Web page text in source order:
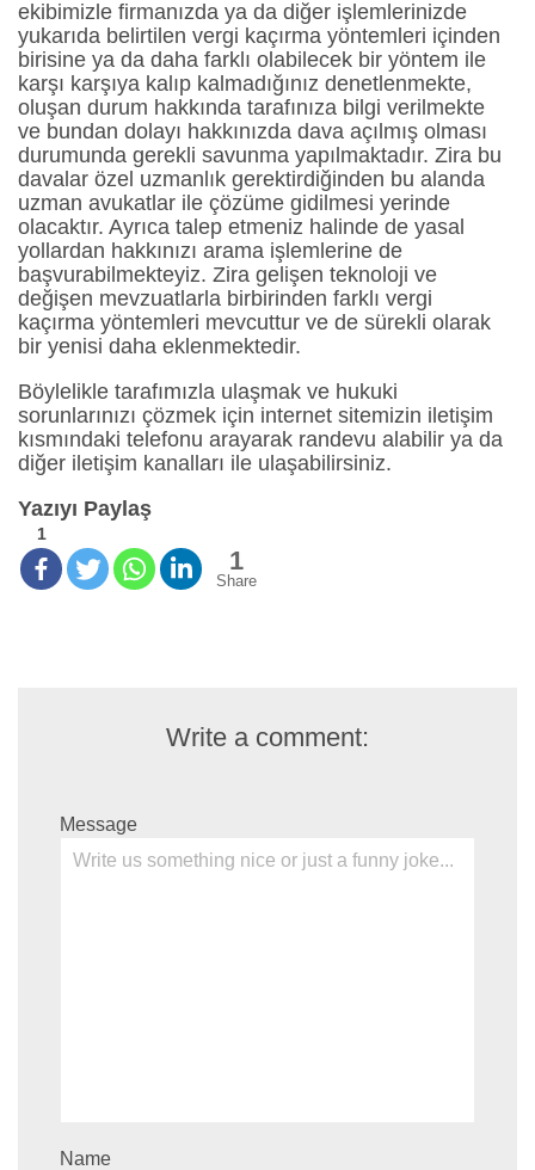
ekibimizle firmanızda ya da diğer işlemlerinizde
yukarıda belirtilen vergi kaçırma yöntemleri içinden
birisine ya da daha farklı olabilecek bir yöntem ile
karşı karşıya kalıp kalmadığınız denetlenmekte,
oluşan durum hakkında tarafınıza bilgi verilmekte
ve bundan dolayı hakkınızda dava açılmış olması
durumunda gerekli savunma yapılmaktadır. Zira bu
davalar özel uzmanlık gerektirdiğinden bu alanda
uzman avukatlar ile çözüme gidilmesi yerinde
olacaktır. Ayrıca talep etmeniz halinde de yasal
yollardan hakkınızı arama işlemlerine de
başvurabilmekteyiz. Zira gelişen teknoloji ve
değişen mevzuatlarla birbirinden farklı vergi
kaçırma yöntemleri mevcuttur ve de sürekli olarak
bir yenisi daha eklenmektedir.
Böylelikle tarafımızla ulaşmak ve hukuki
sorunlarınızı çözmek için internet sitemizin iletişim
kısmındaki telefonu arayarak randevu alabilir ya da
diğer iletişim kanalları ile ulaşabilirsiniz.
Yazıyı Paylaş
1
1
Share
Write a comment:
Message
Name